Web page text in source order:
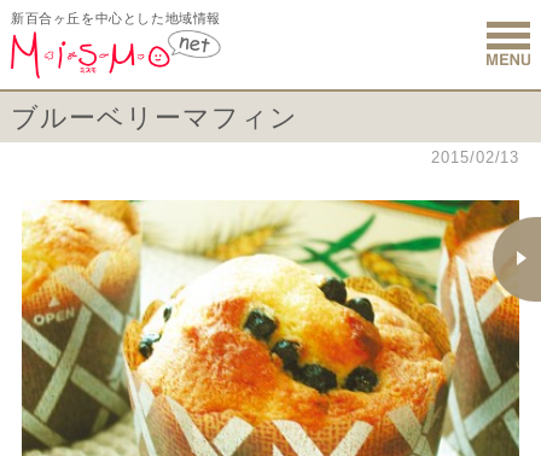
新百合ヶ丘を中心とした地域情報
新百合ヶ
ブルーベリーマフィン
2015/02/13